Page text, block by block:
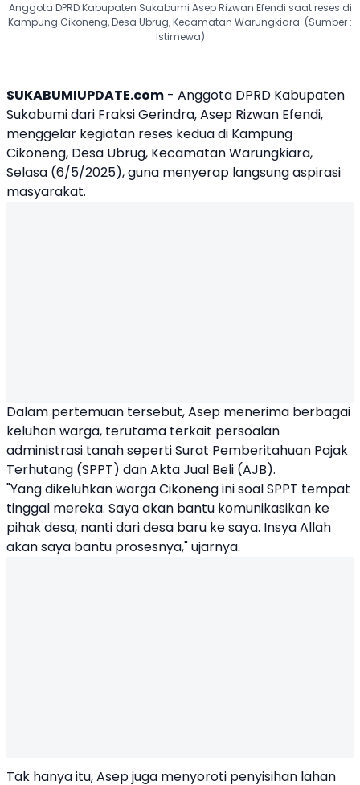
Anggota DPRD Kabupaten Sukabumi Asep Rizwan Efendi saat reses di
Kampung Cikoneng, Desa Ubrug, Kecamatan Warungkiara. (Sumber :
Istimewa)
SUKABUMIUPDATE.com - Anggota DPRD Kabupaten
Sukabumi dari Fraksi Gerindra,Asep Rizwan Efendi,
menggelar kegiatan reses kedua di Kampung
Cikoneng, Desa Ubrug, Kecamatan Warungkiara,
Selasa (6/5/2025), guna menyerap langsung aspirasi
masyarakat.
Dalam pertemuan tersebut, Asep menerima berbagai
keluhan warga, terutama terkait persoalan
administrasi tanah seperti Surat Pemberitahuan Pajak
Terhutang (SPPT) dan Akta Jual Beli (AJB).
"Yang dikeluhkan warga Cikoneng ini soal SPPT tempat
tinggal mereka. Saya akan bantu komunikasikan ke
pihak desa, nanti dari desa baru ke saya. Insya Allah
akan saya bantu prosesnya," ujarnya.
Tak hanya itu, Asep juga menyoroti penyisihan lahan